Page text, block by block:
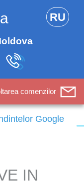
RU
comenzilor
Google
IN